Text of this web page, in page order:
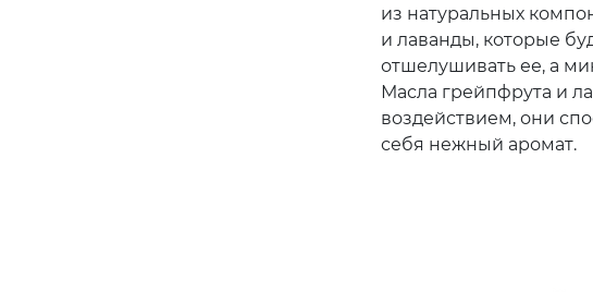
из натуральных
и лаванды, которые
отшелушивать ее, а
Масла грейпфрута и
воздействием, они
себя нежный аромат.